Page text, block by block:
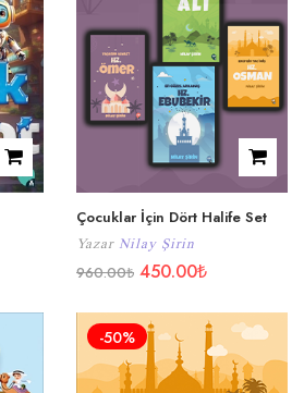
Çocuklar İçin Dört Halife Set
Yazar Nilay Şirin
960.00₺ 450.00₺
-50%